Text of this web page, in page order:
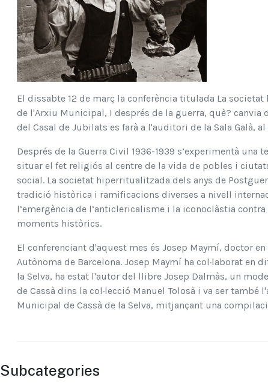
El dissabte 12 de març la conferència titulada La
de l'Arxiu Municipal, I després de la guerra, què? canvia
del Casal de Jubilats es farà a l'auditori de la Sala Galà,
Després de la Guerra Civil 1936-1939 s’experimentà
situar el fet religiós al centre de la vida de pobles i
social. La societat hiperritualitzada dels anys de
tradició històrica i ramificacions diverses a nivell
l’emergència de l’anticlericalisme i la iconoclàstia
moments històrics.
El conferenciant d'aquest mes és Josep Maymí, doctor
Autònoma de Barcelona. Josep Maymí ha col·laborat en
la Selva, ha estat l'autor del llibre Josep Dalmàs, un
de Cassà dins la col·lecció Manuel Tolosà i va ser
Municipal de Cassà de la Selva, mitjançant una
Subcategories